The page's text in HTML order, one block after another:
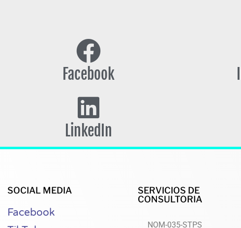
Facebook
LinkedIn
SOCIAL MEDIA
Facebook
SERVICIOS DE
CONSULTORIA
NOM-035-STPS